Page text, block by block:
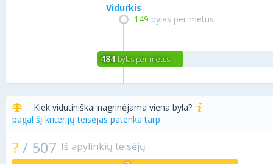
149 bylas per metus
Vidurkis
484bylas per metus
Kiek vidutiniškai nagrinėjama viena byla?
pagal šį kriterijų teisėjas patenka tarp
? / 507 Iš apylinkių teisėjų